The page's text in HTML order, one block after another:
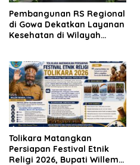
Pembangunan RS Regional
di Gowa Dekatkan Layanan
Kesehatan di Wilayah
Tolikara Matangkan
Persiapan Festival Etnik
Religi 2026, Bupati Willem